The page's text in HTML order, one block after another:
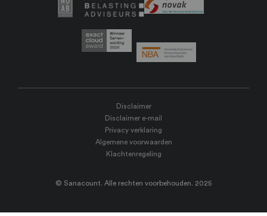
Disclaimer
Disclaimer e-mail
Privacy verklaring
Algemene voorwaarden
Klachtenregeling
© Sanacount. Alle rechten voorbehouden. 2025